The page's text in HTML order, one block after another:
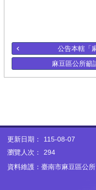
公告本轄「
麻豆區公所籲
更新日期：
115-08-07
瀏覽人次：
294
資料維護：臺南市麻豆區公所